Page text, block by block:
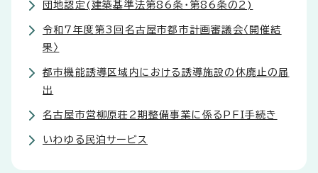
団地認定(建築基準法第86条・第86条の2)
令和7年度第3回名古屋市都市計画審議会〈開催結
果〉
都市機能誘導区域内における誘導施設の休廃止の届
出
名古屋市営柳原荘2期整備事業に係るPFI手続き
いわゆる民泊サービス